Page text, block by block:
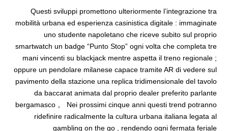
Questi sviluppi promettono ulteriormente l’integrazione tra
mobilità urbana ed esperienza casinistica digitale : immaginate
uno studente napoletano che riceve subito sul proprio
smartwatch un badge “Punto Stop” ogni volta che completa tre
mani vincenti su blackjack mentre aspetta il treno regionale ;
oppure un pendolare milanese capace tramite AR di vedere sul
pavimento della stazione una replica tridimensionale del tavolo
da baccarat animata dal proprio dealer preferito parlante
bergamasco 。 Nei prossimi cinque anni questi trend potranno
ridefinire radicalmente la cultura urbana italiana legata al
gambling on the go , rendendo ogni fermata feriale